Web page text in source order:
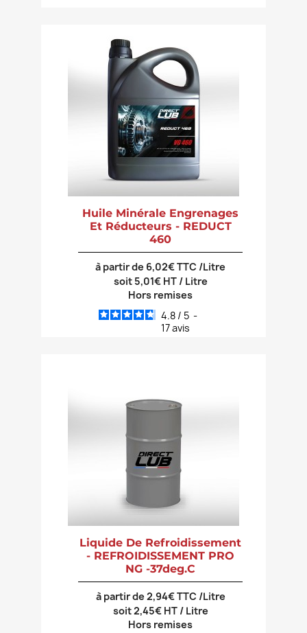
Huile Minérale Engrenages
Et Réducteurs - REDUCT
460
à partir de 6,02€ TTC /Litre
soit 5,01€ HT / Litre
Hors remises
4.8 / 5 -
17avis
Liquide De Refroidissement
- REFROIDISSEMENT PRO
NG -37deg.C
à partir de 2,94€ TTC /Litre
soit 2,45€ HT / Litre
Hors remises